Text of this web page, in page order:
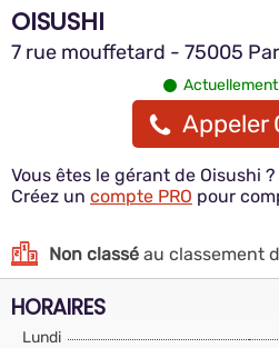
OISUSHI
7 rue mouffetard - 75005
Appeler
Vous êtes le gérant de Oisushi ?
Créez un compte PRO pour
Non classé au classement
HORAIRES
Lundi